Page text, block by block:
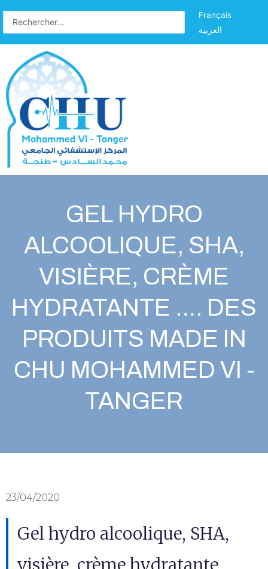
Français
العربية
GEL HYDRO
ALCOOLIQUE, SHA,
VISIÈRE, CRÈME
HYDRATANTE …. DES
PRODUITS MADE IN
CHU MOHAMMED VI -
TANGER
23/04/2020
Gel hydro alcoolique, SHA,